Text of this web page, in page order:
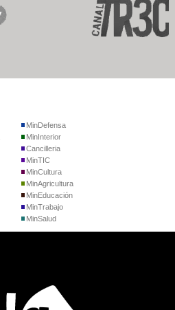
MinDefensa
MinInterior
Cancilleria
MinTIC
MinCultura
MinAgricultura
MinEducación
MinTrabajo
MinSalud